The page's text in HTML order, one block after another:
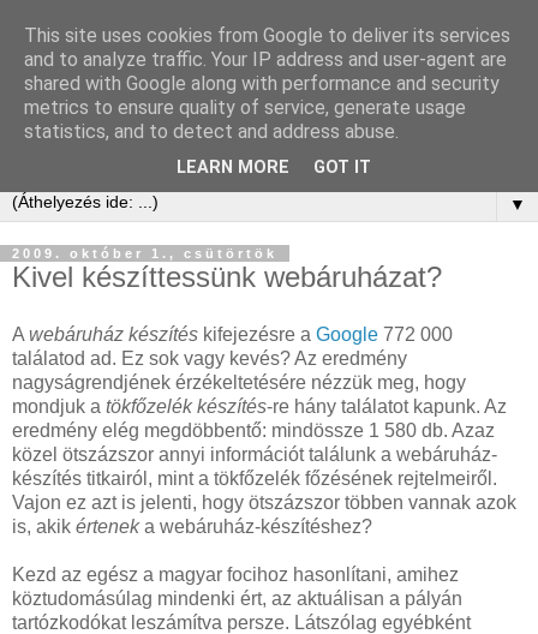
Kis Ervin Egon | e-ker blog
Elektronikus kereskedelem tanácsadás és blog -
laikusoknak, kezdőknek, érdeklődőknek és profiknak
▼
2009. október 1., csütörtök
Kivel készíttessünk webáruházat?
A webáruház készítés kifejezésre a Google 772 000
találatod ad. Ez sok vagy kevés? Az eredmény
nagyságrendjének érzékeltetésére nézzük meg, hogy
mondjuk a tökfőzelék készítés-re hány találatot kapunk. Az
eredmény elég megdöbbentő: mindössze 1 580 db. Azaz
közel ötszázszor annyi információt találunk a webáruház-
készítés titkairól, mint a tökfőzelék főzésének rejtelmeiről.
Vajon ez azt is jelenti, hogy ötszázszor többen vannak azok
is, akik érteneka webáruház-készítéshez?
Kezd az egész a magyar focihoz hasonlítani, amihez
köztudomásúlag mindenki ért, az aktuálisan a pályán
tartózkodókat leszámítva persze. Látszólag egyébként
This site uses cookies from Google to deliver its services
and to analyze traffic. Your IP address and user-agent are
shared with Google along with performance and security
metrics to ensure quality of service, generate usage
statistics, and to detect and address abuse.
LEARN MORE GOT IT